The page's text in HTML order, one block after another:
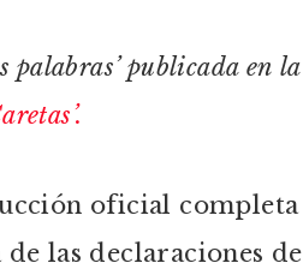
palabras’ publicada en la
oficial completa
las declaraciones de